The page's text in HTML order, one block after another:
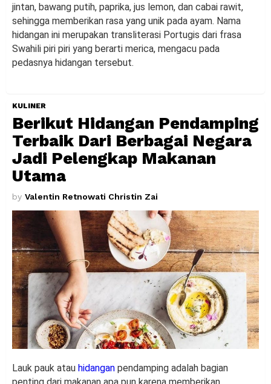
jintan, bawang putih, paprika, jus lemon, dan cabai rawit,
sehingga memberikan rasa yang unik pada ayam. Nama
hidangan ini merupakan transliterasi Portugis dari frasa
Swahili piri piri yang berarti merica, mengacu pada
pedasnya hidangan tersebut.
KULINER
Berikut Hidangan Pendamping
Terbaik Dari Berbagai Negara
Jadi Pelengkap Makanan
Utama
by Valentin Retnowati Christin Zai
Lauk pauk atau hidangan pendamping adalah bagian